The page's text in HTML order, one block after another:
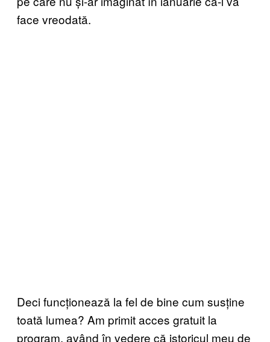
face vreodată.
Deci funcționează la fel de bine cum susține
toată lumea? Am primit acces gratuit la
program, având în vedere că istoricul meu de